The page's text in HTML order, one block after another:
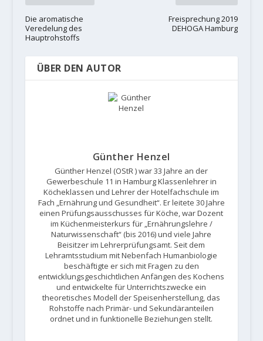
Die aromatische
Veredelung des
Hauptrohstoffs
Freisprechung 2019
DEHOGA Hamburg
ÜBER DEN AUTOR
Günther Henzel
Günther Henzel (OStR ) war 33 Jahre an der
Gewerbeschule 11 in Hamburg Klassenlehrer in
Köcheklassen und Lehrer der Hotelfachschule im
Fach „Ernährung und Gesundheit“. Er leitete 30 Jahre
einen Prüfungsausschusses für Köche, war Dozent
im Küchenmeisterkurs für „Ernährungslehre /
Naturwissenschaft“ (bis 2016) und viele Jahre
Beisitzer im Lehrerprüfungsamt. Seit dem
Lehramtsstudium mit Nebenfach Humanbiologie
beschäftigte er sich mit Fragen zu den
entwicklungsgeschichtlichen Anfängen des Kochens
und entwickelte für Unterrichtszwecke ein
theoretisches Modell der Speisenherstellung, das
Rohstoffe nach Primär- und Sekundäranteilen
ordnet und in funktionelle Beziehungen stellt.